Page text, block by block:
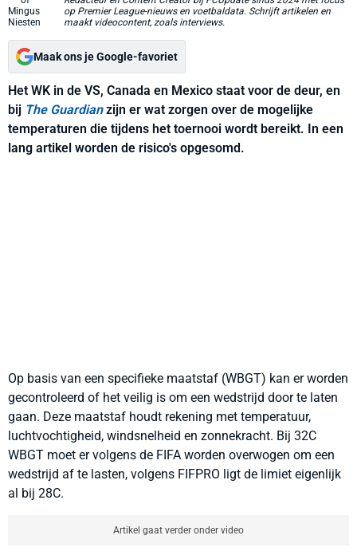
op Premier League-nieuws en voetbaldata. Schrijft artikelen en
maakt videocontent, zoals interviews.
Maak ons je Google-favoriet
Het WK in de VS, Canada en Mexico staat voor de deur, en
bij The Guardian zijn er wat zorgen over de mogelijke
temperaturen die tijdens het toernooi wordt bereikt. In een
lang artikel worden de risico's opgesomd.
Op basis van een specifieke maatstaf (WBGT) kan er worden
gecontroleerd of het veilig is om een wedstrijd door te laten
gaan. Deze maatstaf houdt rekening met temperatuur,
luchtvochtigheid, windsnelheid en zonnekracht. Bij 32C
WBGT moet er volgens de FIFA worden overwogen om een
wedstrijd af te lasten, volgens FIFPRO ligt de limiet eigenlijk
al bij 28C.
Artikel gaat verder onder video